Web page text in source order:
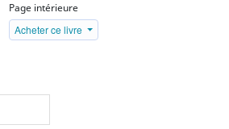
Page intérieure
Acheter ce livre